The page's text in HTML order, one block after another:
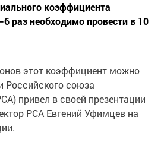
коэффициента
раз необходимо провести в 10
этот коэффициент можно
Российского союза
привел в своей презентации
РСА Евгений Уфимцев на